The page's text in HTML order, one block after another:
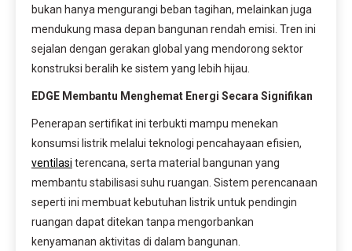
bukan hanya mengurangi beban tagihan, melainkan juga
mendukung masa depan bangunan rendah emisi. Tren ini
sejalan dengan gerakan global yang mendorong sektor
konstruksi beralih ke sistem yang lebih hijau.
EDGE Membantu Menghemat Energi Secara Signifikan
Penerapan sertifikat ini terbukti mampu menekan
konsumsi listrik melalui teknologi pencahayaan efisien,
ventilasi terencana, serta material bangunan yang
membantu stabilisasi suhu ruangan. Sistem perencanaan
seperti ini membuat kebutuhan listrik untuk pendingin
ruangan dapat ditekan tanpa mengorbankan
kenyamanan aktivitas di dalam bangunan.